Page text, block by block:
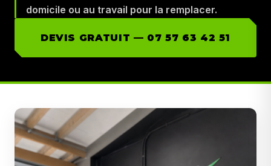
domicile ou au travail pour la remplacer.
DEVIS GRATUIT — 07 57 63 42 51